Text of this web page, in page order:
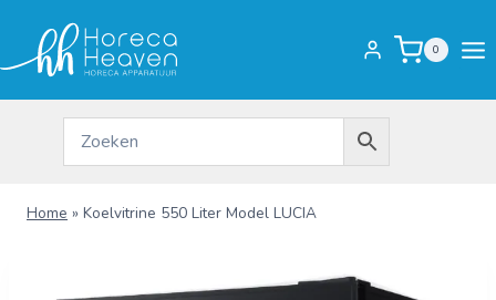
inhoud
0
Home » Koelvitrine 550 Liter Model LUCIA